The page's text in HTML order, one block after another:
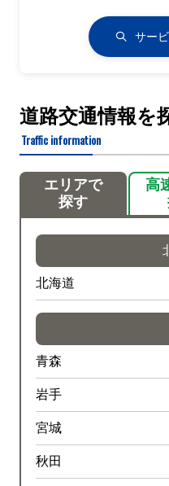
サー
道路交通情報を
Traffic information
エリアで
探す
高
北海道
青森
岩手
宮城
秋田